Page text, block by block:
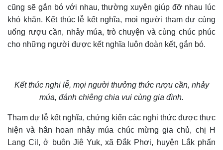
cũng sẽ gắn bó với nhau, thường xuyên giúp đỡ nhau lúc
khó khăn. Kết thúc lễ kết nghĩa, mọi người tham dự cùng
uống rượu cần, nhảy múa, trò chuyện và cùng chúc phúc
cho những người được kết nghĩa luôn đoàn kết, gắn bó.
Kết thúc nghi lễ, mọi người thưởng thức rượu cần, nhảy
múa, đánh chiêng chia vui cùng gia đình.
Tham dự lễ kết nghĩa, chứng kiến các nghi thức được thực
hiện và hân hoan nhảy múa chúc mừng gia chủ, chị H
Lang Cil, ở buôn Jiê Yuk, xã Đắk Phơi, huyện Lắk phấn